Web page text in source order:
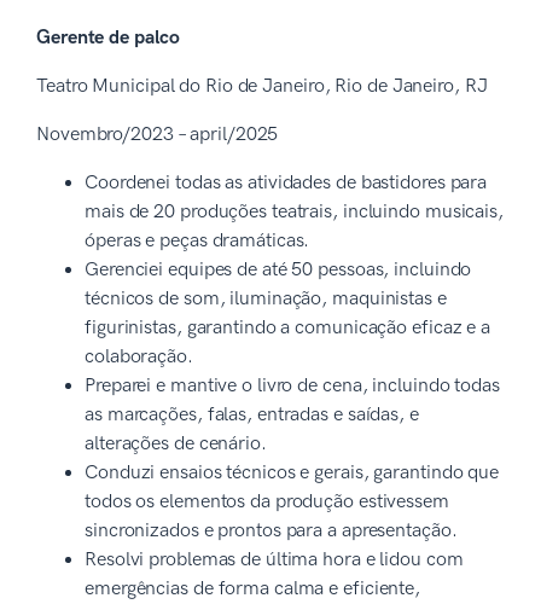
Gerente de palco
Teatro Municipal do Rio de Janeiro, Rio de Janeiro, RJ
Novembro/2023 – april/2025
Coordenei todas as atividades de bastidores para
mais de 20 produções teatrais, incluindo musicais,
óperas e peças dramáticas.
Gerenciei equipes de até 50 pessoas, incluindo
técnicos de som, iluminação, maquinistas e
figurinistas, garantindo a comunicação eficaz e a
colaboração.
Preparei e mantive o livro de cena, incluindo todas
as marcações, falas, entradas e saídas, e
alterações de cenário.
Conduzi ensaios técnicos e gerais, garantindo que
todos os elementos da produção estivessem
sincronizados e prontos para a apresentação.
Resolvi problemas de última hora e lidou com
emergências de forma calma e eficiente,